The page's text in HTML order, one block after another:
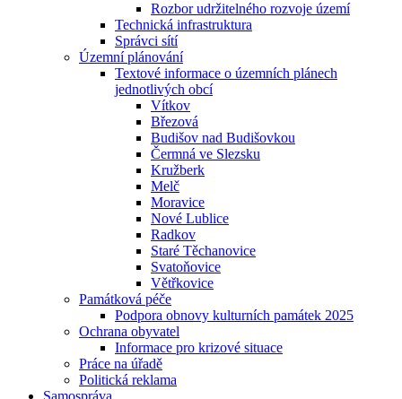
Rozbor udržitelného rozvoje území
Technická infrastruktura
Správci sítí
Územní plánování
Textové informace o územních plánech
jednotlivých obcí
Vítkov
Březová
Budišov nad Budišovkou
Čermná ve Slezsku
Kružberk
Melč
Moravice
Nové Lublice
Radkov
Staré Těchanovice
Svatoňovice
Větřkovice
Památková péče
Podpora obnovy kulturních památek 2025
Ochrana obyvatel
Informace pro krizové situace
Práce na úřadě
Politická reklama
Samospráva